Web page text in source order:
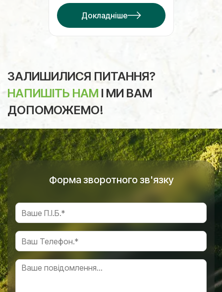
Докладніше
ЗАЛИШИЛИСЯ ПИТАННЯ?
НАПИШІТЬ НАМ І МИ ВАМ
ДОПОМОЖЕМО!
Форма зворотного зв'язку